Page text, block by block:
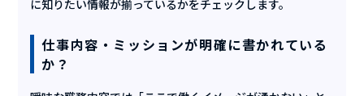
に知りたい情報が揃っているかをチェックします。
仕事内容・ミッションが明確に書かれている
か？